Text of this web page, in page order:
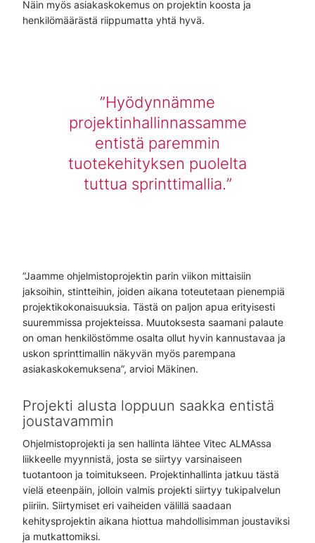
Näin myös asiakaskokemus on projektin koosta ja
henkilömäärästä riippumatta yhtä hyvä.
Hyödynnämme
projektinhallinnassamme
entistä paremmin
tuotekehityksen puolelta
tuttua sprinttimallia.
”Jaamme ohjelmistoprojektin parin viikon mittaisiin
jaksoihin, stintteihin, joiden aikana toteutetaan pienempiä
projektikokonaisuuksia. Tästä on paljon apua erityisesti
suuremmissa projekteissa. Muutoksesta saamani palaute
on oman henkilöstömme osalta ollut hyvin kannustavaa ja
uskon sprinttimallin näkyvän myös parempana
asiakaskokemuksena”, arvioi Mäkinen.
Projekti alusta loppuun saakka entistä
joustavammin
Ohjelmistoprojekti ja sen hallinta lähtee Vitec ALMAssa
liikkeelle myynnistä, josta se siirtyy varsinaiseen
tuotantoon ja toimitukseen. Projektinhallinta jatkuu tästä
vielä eteenpäin, jolloin valmis projekti siirtyy tukipalvelun
piiriin. Siirtymiset eri vaiheiden välillä saadaan
kehitysprojektin aikana hiottua mahdollisimman joustaviksi
ja mutkattomiksi.